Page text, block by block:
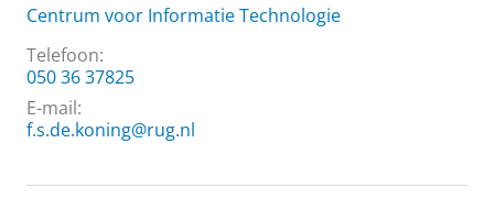
Centrum voor Informatie Technologie
Telefoon:
050 36 37825
E-mail:
f.s.de.koning@rug.nl